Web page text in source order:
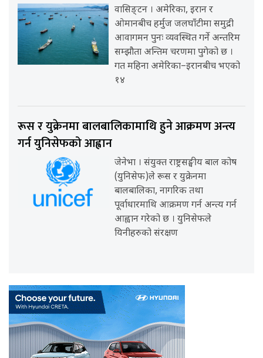
वासिङ्टन । अमेरिका, इरान र
ओमानबीच हर्मुज जलघाँटीमा समुद्री
आवागमन पुनः व्यवस्थित गर्ने अन्तरिम
सम्झौता अन्तिम चरणमा पुगेको छ ।
गत महिना अमेरिका–इरानबीच भएको
१४
रूस र युक्रेनमा बालबालिकामाथि हुने आक्रमण अन्त्य
गर्न युनिसेफको आह्वान
जेनेभा । संयुक्त राष्ट्रसङ्घीय बाल कोष
(युनिसेफ)ले रूस र युक्रेनमा
बालबालिका, नागरिक तथा
पूर्वाधारमाथि आक्रमण गर्न अन्त्य गर्न
आह्वान गरेको छ । युनिसेफले
यिनीहरुको संरक्षण